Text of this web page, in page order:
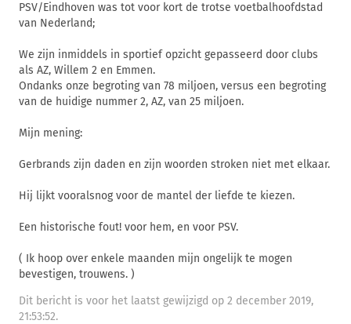
PSV/Eindhoven was tot voor kort de trotse voetbalhoofdstad
van Nederland;
We zijn inmiddels in sportief opzicht gepasseerd door clubs
als AZ, Willem 2 en Emmen.
Ondanks onze begroting van 78 miljoen, versus een begroting
van de huidige nummer 2, AZ, van 25 miljoen.
Mijn mening:
Gerbrands zijn daden en zijn woorden stroken niet met elkaar.
Hij lijkt vooralsnog voor de mantel der liefde te kiezen.
Een historische fout! voor hem, en voor PSV.
( Ik hoop over enkele maanden mijn ongelijk te mogen
bevestigen, trouwens. )
Dit bericht is voor het laatst gewijzigd op 2 december 2019,
21:53:52.